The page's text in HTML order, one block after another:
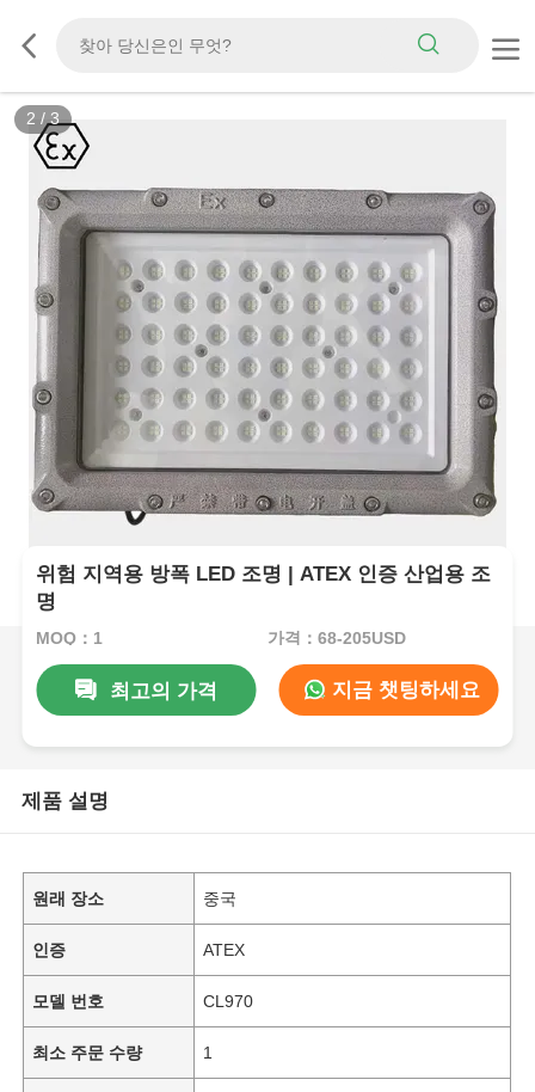
2 /3
위험 지역용 방폭 LED 조명 | ATEX 인증 산업용 조
명
MOQ：1 가격：68-205USD
최고의 가격 지금 챗팅하세요
제품 설명
원래 장소 중국
인증 ATEX
모델 번호 CL970
최소 주문 수량 1